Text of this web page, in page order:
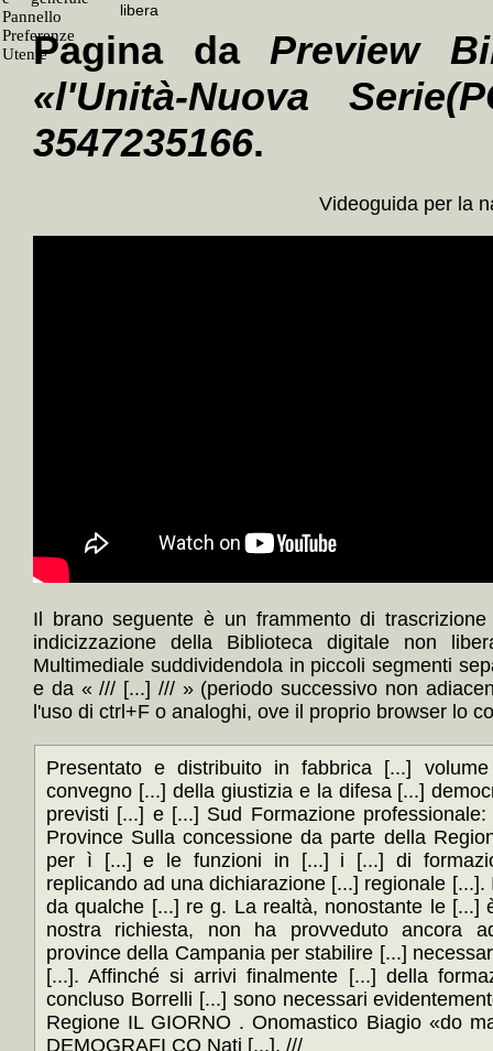
Pagina da Preview
«l'Unità-Nuova
3547235166.
Videoguida per la
Il brano seguente è un frammento di
indicizzazione della Biblioteca digitale non
Multimediale suddividendola in piccoli segmenti
e da « /// [...] /// » (periodo successivo non
l'uso di ctrl+F o analoghi, ove il proprio browser lo
Presentato e distribuito in fabbrica [...]
convegno [...] della giustizia e la difesa [...]
previsti [...] e [...] Sud Formazione
Province Sulla concessione da parte della
per ì [...] e le funzioni in [...] i [...] di
replicando ad una dichiarazione [...] regionale
da qualche [...] re g. La realtà, nonostante le [...]
nostra richiesta, non ha provveduto ancora
province della Campania per stabilire [...]
[...]. Affinché si arrivi finalmente [...] della
concluso Borrelli [...] sono necessari
Regione IL GIORNO . Onomastico Biagio «do
DEMOGRAFI CO Nati [...]. ///